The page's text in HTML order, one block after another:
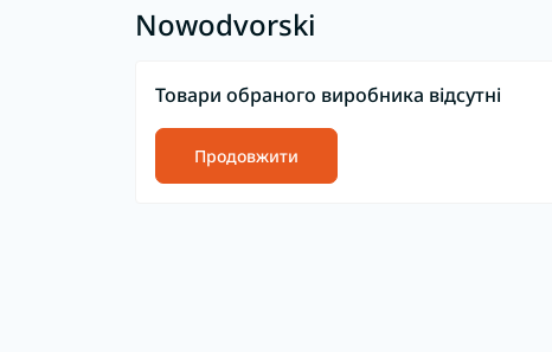
Nowodvorski
Товари обраного виробника відсутні
Продовжити